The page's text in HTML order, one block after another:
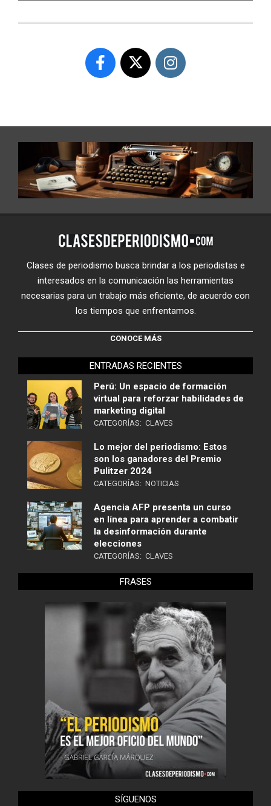
Clases de periodismo busca brindar a los periodistas e
interesados en la comunicación las herramientas
necesarias para un trabajo más eficiente, de acuerdo con
los tiempos que enfrentamos.
CONOCE MÁS
ENTRADAS RECIENTES
Perú: Un espacio de formación
virtual para reforzar habilidades de
marketing digital
CATEGORÍAS: CLAVES
Lo mejor del periodismo: Estos
son los ganadores del Premio
Pulitzer 2024
CATEGORÍAS: NOTICIAS
Agencia AFP presenta un curso
en línea para aprender a combatir
la desinformación durante
elecciones
CATEGORÍAS: CLAVES
FRASES
SÍGUENOS